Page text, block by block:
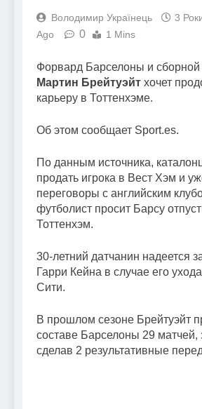
Володимир Українець
3
Ago
0 1 Mins
Форвард Барселоны и
Мартин Брейтуэйт хочет
карьеру в Тоттенхэме.
Об этом сообщает Sport.es.
По данным источника,
продать игрока в Вест Хэм и
переговоры с английским
футболист просит Барсу
Тоттенхэм.
30-летний датчанин надеется
Гарри Кейна в случае его
Сити.
В прошлом сезоне Брейтуэйт
составе Барселоны 29 матчей,
сделав 2 результативные